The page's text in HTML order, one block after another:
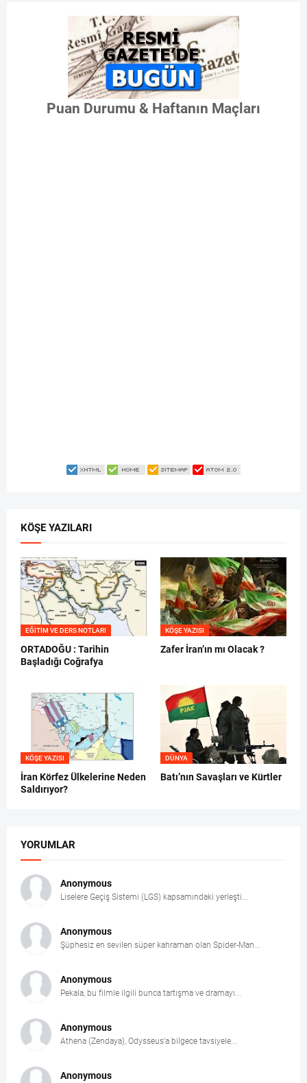
Puan Durumu & Haftanın Maçları
KÖŞE YAZILARI
EĞITIM VE DERS NOTLARI
ORTADOĞU : Tarihin
Başladığı Coğrafya
KÖŞE YAZISI
Zafer İran’ın mı Olacak ?
KÖŞE YAZISI
İran Körfez Ülkelerine Neden
Saldırıyor?
DÜNYA
Batı’nın Savaşları ve Kürtler
YORUMLAR
Anonymous
Liselere Geçiş Sistemi (LGS) kapsamındaki yerleşti...
Anonymous
Şüphesiz en sevilen süper kahraman olan Spider-Man...
Anonymous
Pekala, bu filmle ilgili bunca tartışma ve dramayı...
Anonymous
Athena (Zendaya), Odysseus'a bilgece tavsiyele...
Anonymous